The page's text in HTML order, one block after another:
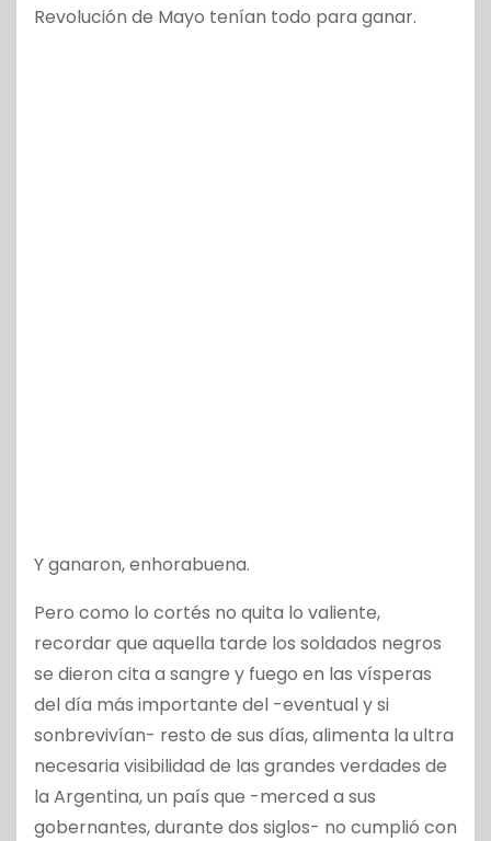
Revolución de Mayo tenían todo para ganar.
Y ganaron, enhorabuena.
Pero como lo cortés no quita lo valiente,
recordar que aquella tarde los soldados negros
se dieron cita a sangre y fuego en las vísperas
del día más importante del -eventual y si
sonbrevivían- resto de sus días, alimenta la ultra
necesaria visibilidad de las grandes verdades de
la Argentina, un país que -merced a sus
gobernantes, durante dos siglos- no cumplió con